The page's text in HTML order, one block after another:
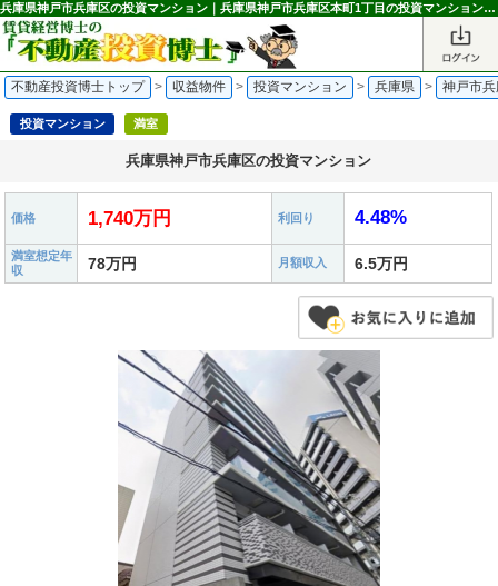
兵庫県神戸市兵庫区の投資マンション｜兵庫県神戸市兵庫区本町1丁目の投資マンション 1,740万円 中央市場前駅｜不動産投資博士
不動産投資博士トップ > 収益物件 > 投資マンション > 兵庫県 > 神戸市
投資マンション 満室
兵庫県神戸市兵庫区の投資マンション
価格 1,740万円 利回り 4.48%
満室想定年
収
78万円 月額収入 6.5万円